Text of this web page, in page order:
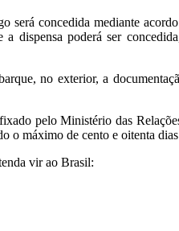
será concedida mediante
dispensa poderá ser
no exterior, a
pelo Ministério das
o máximo de cento e oitenta
vir ao Brasil: